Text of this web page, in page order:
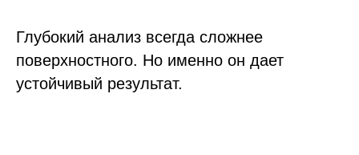
Глубокий анализ всегда сложнее
поверхностного. Но именно он дает
устойчивый результат.